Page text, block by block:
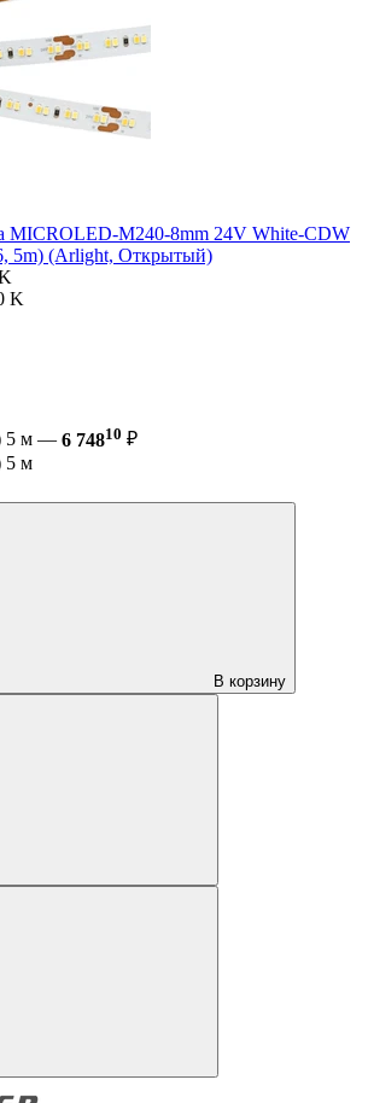
MICROLED-M240-8mm 24V White-CDW
5m) (Arlight, Открытый)
K
5 м — 6 74810 ₽
5 м
В корзину